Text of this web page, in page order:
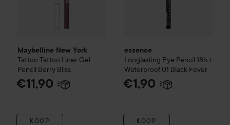
Maybelline New York
Tattoo Tattoo Liner Gel
Pencil Berry Bliss
€11,90
KOOP
essence
Longlasting Eye Pencil 18h +
Waterproof 01 Black Fever
€1,90
KOOP